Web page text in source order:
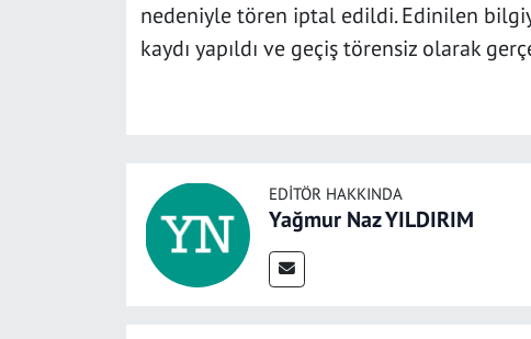
nedeniyle tören iptal edildi. Edinilen
kaydı yapıldı ve geçiş törensiz olarak
EDITÖR HAKKINDA
Yağmur Naz YILDIRIM